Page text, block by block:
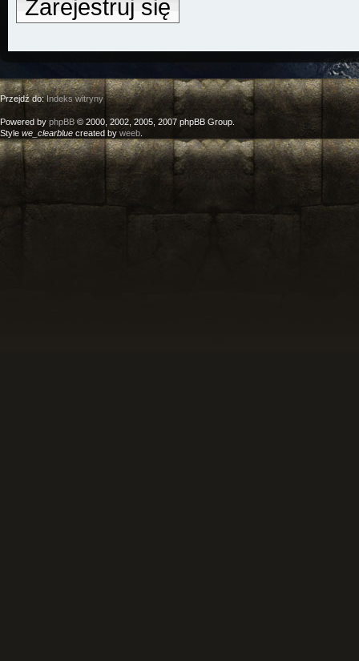
Zarejestruj się
Przejdź do:Indeks witryny
Powered by phpBB © 2000, 2002, 2005, 2007 phpBB Group.
Style we_clearblue created by weeb